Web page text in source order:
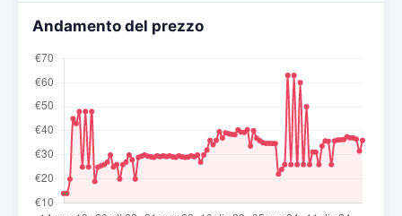
Andamento del prezzo